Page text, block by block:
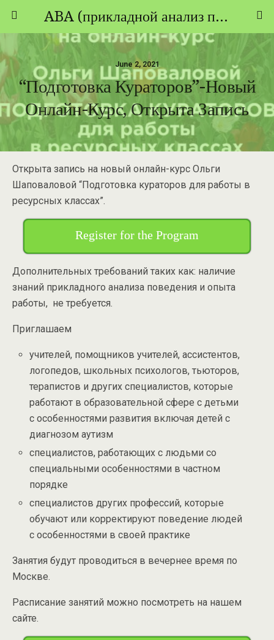
ABA (прикладной анализ поведения) - ТЕОРИЯ И ПРАКТИКА
June 2, 2021
“Подготовка Кураторов”-Новый
Онлайн-Курс, Открыта Запись
Открыта запись на новый онлайн-курс Ольги
Шаповаловой “Подготовка кураторов для работы в
ресурсных классах”.
Register for the Program
Дополнительных требований таких как: наличие
знаний прикладного анализа поведения и опыта
работы, не требуется.
Приглашаем
учителей, помощников учителей, ассистентов,
логопедов, школьных психологов, тьюторов,
терапистов и других специалистов, которые
работают в образовательной сфере с детьми
с особенностями развития включая детей с
диагнозом аутизм
специалистов, работающих с людьми со
специальными особенностями в частном
порядке
специалистов других профессий, которые
обучают или корректируют поведение людей
с особенностями в своей практике
Занятия будут проводиться в вечернее время по
Москве.
Расписание занятий можно посмотреть на нашем
сайте.